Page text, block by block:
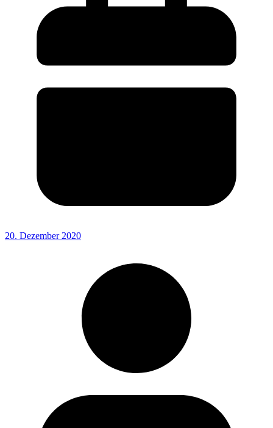
20. Dezember 2020